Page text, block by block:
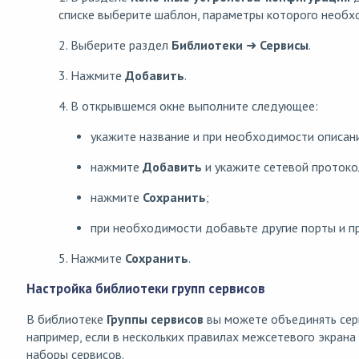
списке выберите шаблон, параметры которого
2. Выберите раздел Библиотеки ➜ Сервисы.
3. Нажмите Добавить.
4. В открывшемся окне выполните следующее:
укажите название и при необходимости
нажмите Добавить и укажите сетевой
нажмите Сохранить;
при необходимости добавьте другие порты и
5. Нажмите Сохранить.
Настройка библиотеки групп сервисов
В библиотеке Группы сервисов вы можете объединять
например, если в нескольких правилах межсетевого
наборы сервисов.